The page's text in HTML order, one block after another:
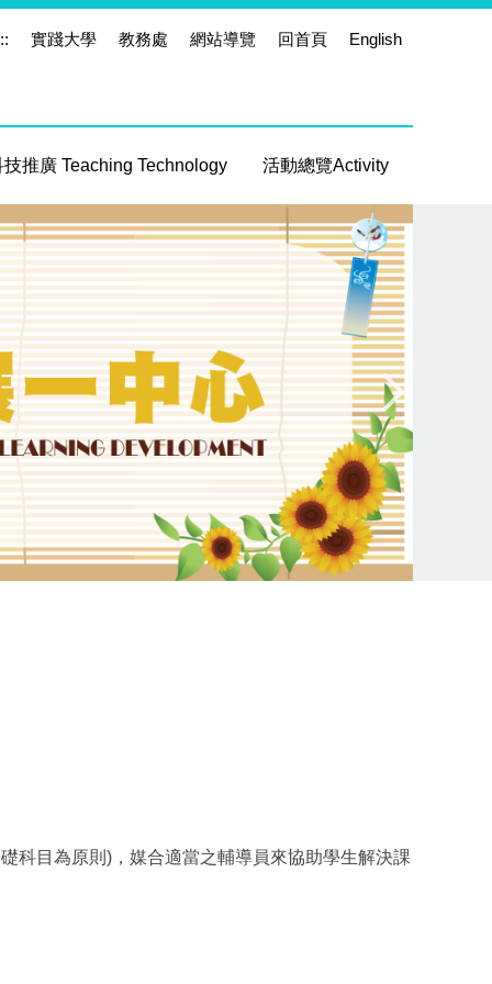
實踐大學 教務處 網站導覽 回首頁 English
推廣 Teaching Technology 活動總覽Activity
科目為原則)，媒合適當之輔導員來協助學生解決課